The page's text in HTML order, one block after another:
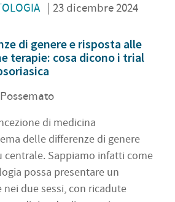
| 23 dicembre 2024
di genere e risposta alle
terapie: cosa dicono i trial
di medicina
delle differenze di genere
centrale. Sappiamo infatti come
possa presentare un
due sessi, con ricadute